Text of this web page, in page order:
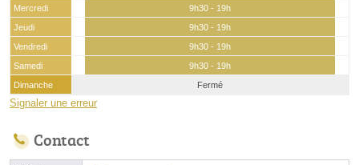
Mercredi
9h30 - 19h
Jeudi
9h30 - 19h
Vendredi
9h30 - 19h
Samedi
9h30 - 19h
Dimanche
Fermé
Signaler une erreur
Contact